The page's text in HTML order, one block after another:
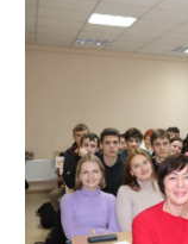
Международной
олимпиаде
«Антикоррупция»